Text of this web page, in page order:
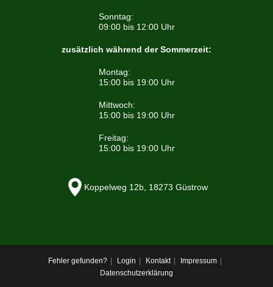
Sonntag:
09:00 bis 12:00 Uhr
zusätzlich während der Sommerzeit:
Montag:
15:00 bis 19:00 Uhr
Mittwoch:
15:00 bis 19:00 Uhr
Freitag:
15:00 bis 19:00 Uhr
Koppelweg 12b, 18273 Güstrow
Fehler gefunden? Login Kontakt
Impressum
Datenschutzerklärung